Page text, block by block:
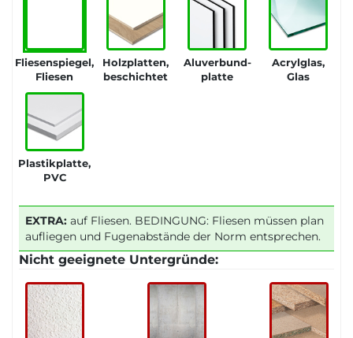
Fliesenspiegel,
Fliesen
Holzplatten,
beschichtet
Aluverbund-
platte
Acrylglas,
Glas
Plastikplatte,
PVC
EXTRA: auf Fliesen. BEDINGUNG: Fliesen müssen plan
aufliegen und Fugenabstände der Norm entsprechen.
Nicht geeignete Untergründe: